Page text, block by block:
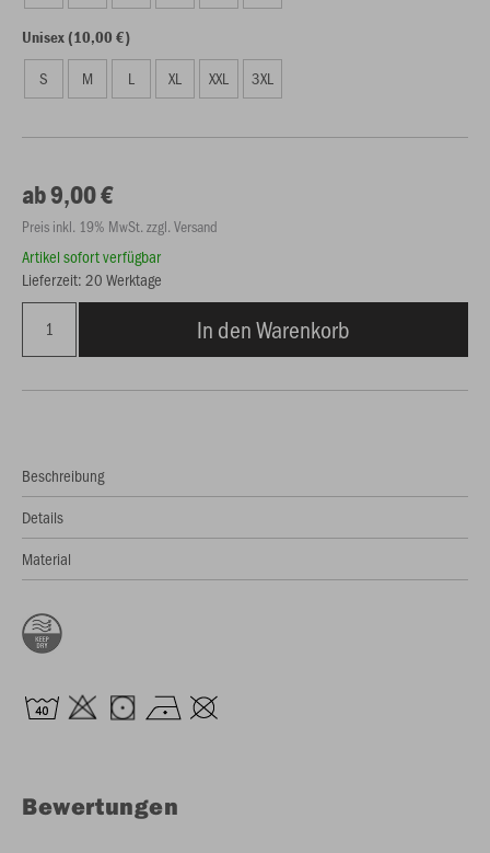
Unisex (10,00 €)
S M L XL XXL 3XL
ab 9,00 €
Preis inkl. 19% MwSt. zzgl. Versand
Artikel sofort verfügbar
Lieferzeit: 20 Werktage
In den Warenkorb
Beschreibung
Details
Material
Bewertungen